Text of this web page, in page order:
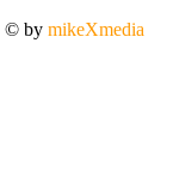
© by mikeXmedia